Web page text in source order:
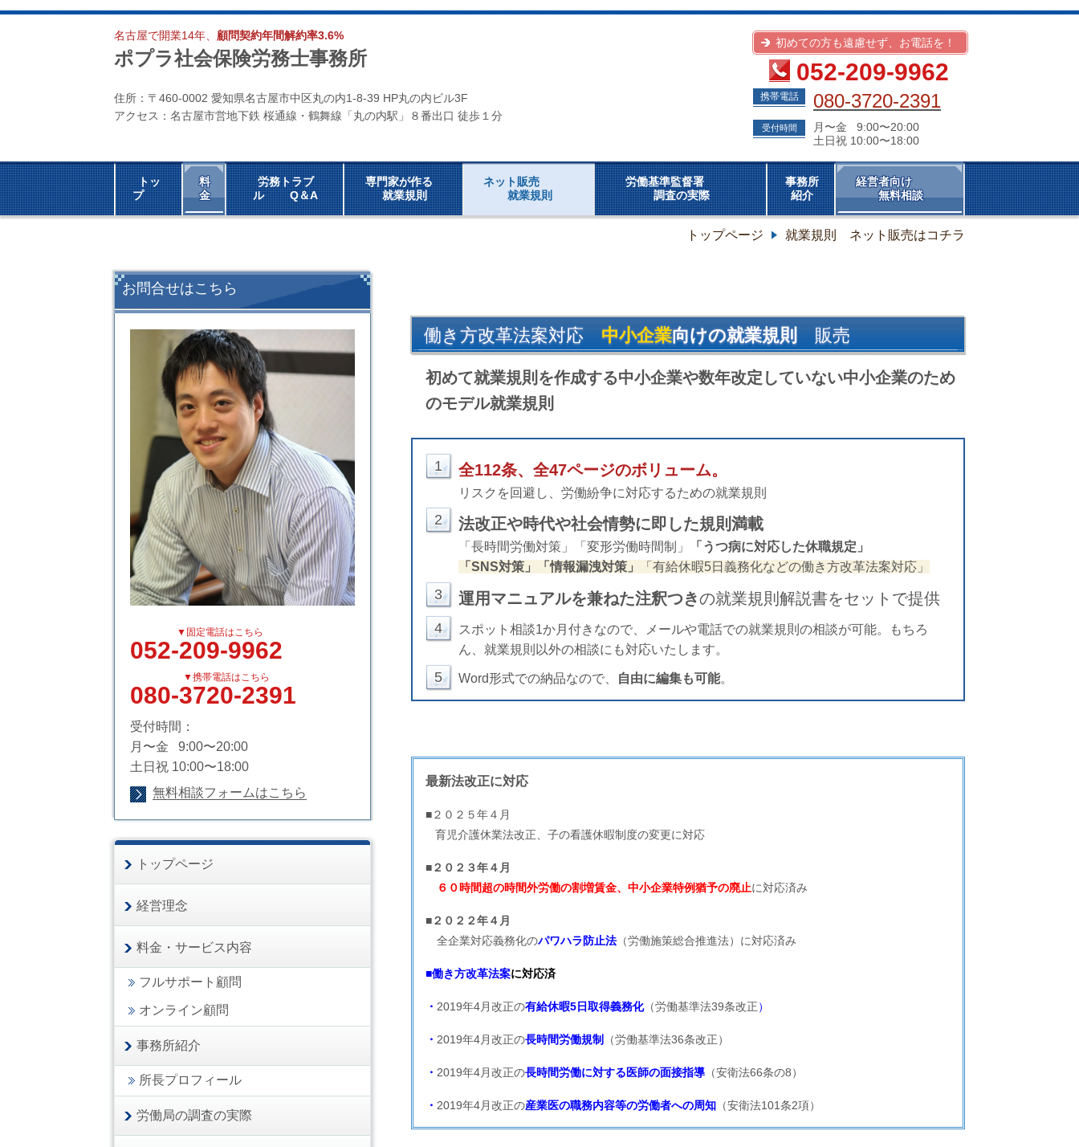
名古屋で開業14年、 顧問契約年間解約率3.6%
ポプラ社会保険労務士事務所
住所：〒460-0002 愛知県名古屋市中区丸の内1-8-39 HP丸の内ビル3F
アクセス：名古屋市営地下鉄 桜通線・鶴舞線「丸の内駅」８番出口 徒歩１分
初めての方も遠慮せず、お電話を！
052-209-9962
携帯電話 080-3720-2391
受付時間
月〜金 9:00〜20:00
土日祝 10:00〜18:00
トッ
プ
料
金
労務トラブ
ル Q＆A
専門家が作る
就業規則
ネット販売
就業規則
労働基準監督署
調査の実際
事務所
紹介
経営者向け
無料相談
トップページ 就業規則 ネット販売はコチラ
働き方改革法案対応 中小企業向けの就業規則 販売
初めて就業規則を作成する中小企業や数年改定していない中小企業のため
のモデル就業規則
1 全112条、全47ページのボリューム。
リスクを回避し、労働紛争に対応するための就業規則
2 法改正や時代や社会情勢に即した規則満載
「長時間労働対策」「変形労働時間制」
「うつ病に対応した休職規定」
「SNS対策 」「情報漏洩対策」 「有給休暇5日義務化などの働き方改革法案対応」
3 運用マニュアルを兼ねた注釈つきの就業規則解説書をセットで提供
4
スポット相談1か月付きなので、メールや電話での就業規則の相談が可能。もちろ
ん、就業規則以外の相談にも対応いたします。
5 Word形式での納品なので、 自由に編集も可能。
最新法改正に対応
■２０２５年４月
育児介護休業法改正、子の看護休暇制度の変更に対応
■２０２３年４月
６０時間超の時間外労働の割増賃金、中小企業特例猶予の廃止に対応済み
■２０２２年４月
全企業対応義務化のパワハラ防止法 （労働施策総合推進法）に対応済み
■働き方改革法案に対応済
・ 2019年4月改正の有給休暇5日取得義務化（労働基準法39条改正）
・ 2019年4月改正の長時間労働規制 （労働基準法36条改正）
・ 2019年4月改正の長時間労働に対する医師の面接指導 （安衛法66条の8）
・ 2019年4月改正の産業医の職務内容等の労働者への周知 （安衛法101条2項）
お問合せはこちら
▼固定電話はこちら
052-209-9962
▼携帯電話はこちら
080-3720-2391
受付時間：
月〜金 9:00〜20:00
土日祝 10:00〜18:00
無料相談フォームはこちら
トップページ
経営理念
料金・サービス内容
フルサポート顧問
オンライン顧問
事務所紹介
所長プロフィール
労働局の調査の実際